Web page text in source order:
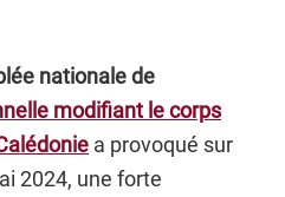
nationale de
modifiant le corps
a provoqué sur
2024, une forte